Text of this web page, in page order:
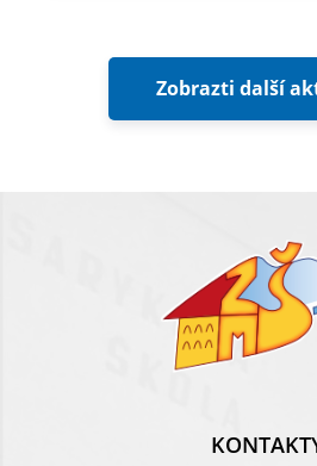
Zobrazti další